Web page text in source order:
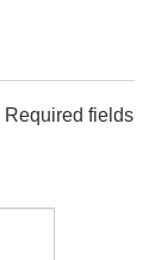
Required fields